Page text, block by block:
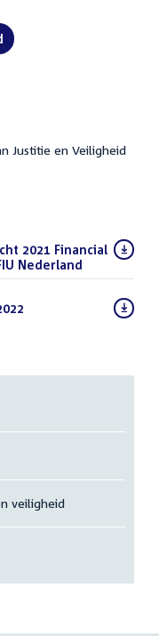
Justitie en Veiligheid
2021 Financial
Nederland
veiligheid